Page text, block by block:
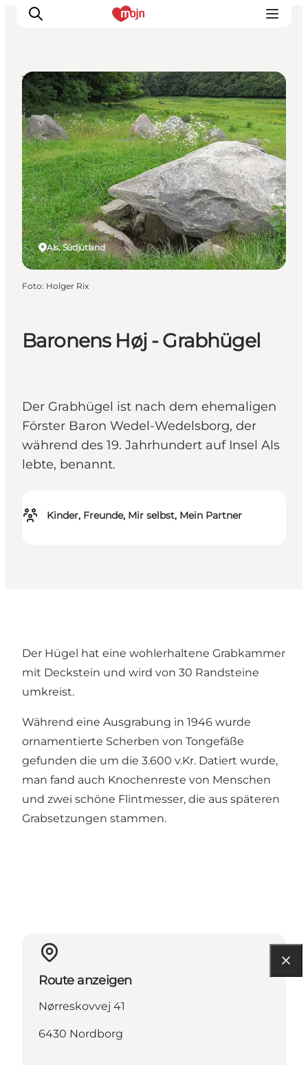
Erlebnisse
Städte und Regionen
Events
Übernachtung
Plane deine Reise
Booking
Baronens Høj - Grabhügel
Der Grabhügel ist nach dem ehemaligen
Förster Baron Wedel-Wedelsborg, der
während des 19. Jahrhundert auf Insel Als
lebte, benannt.
Kinder, Freunde, Mir selbst, Mein Partner
Als, Südjütland
Vorzeitdenkmäler & Ruinen
Foto: Holger Rix
Der Hügel hat eine wohlerhaltene Grabkammer
mit Deckstein und wird von 30 Randsteine
umkreist.
Während eine Ausgrabung in 1946 wurde
ornamentierte Scherben von Tongefäße
gefunden die um die 3.600 v.Kr. Datiert wurde,
man fand auch Knochenreste von Menschen
und zwei schöne Flintmesser, die aus späteren
Grabsetzungen stammen.
Route anzeigen
Nørreskovvej 41
6430 Nordborg